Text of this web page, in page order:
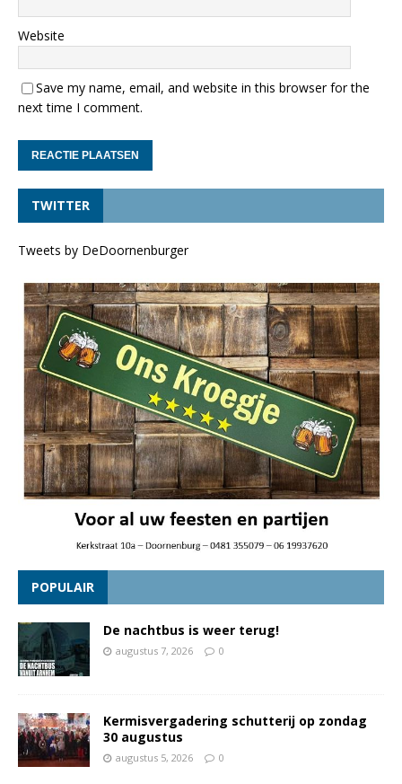
Website
Save my name, email, and website in this browser for the
next time I comment.
TWITTER
Tweets by DeDoornenburger
POPULAIR
De nachtbus is weer terug!
augustus 7, 2026 0
Kermisvergadering schutterij op zondag
30 augustus
augustus 5, 2026 0